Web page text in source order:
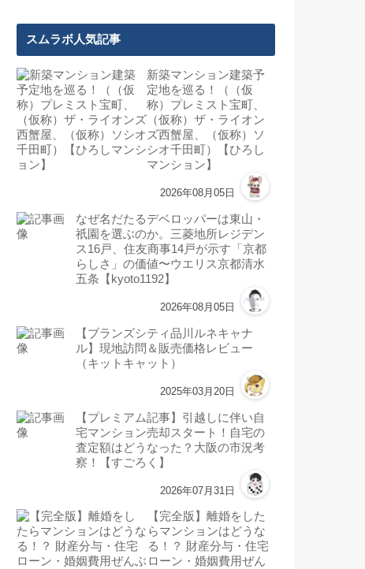
スムラボ人気記事
新築マンション建築予
定地を巡る！（（仮
称）プレミスト宝町、
（仮称）ザ・ライオン
ズ西蟹屋、（仮称）ソ
シオ千田町）【ひろし
マンション】
2026年08月05日
なぜ名だたるデベロッパーは東山・
祇園を選ぶのか。三菱地所レジデン
ス16戸、住友商事14戸が示す「京都
らしさ」の価値〜ウエリス京都清水
五条【kyoto1192】
2026年08月05日
【ブランズシティ品川ルネキャナ
ル】現地訪問＆販売価格レビュー
（キットキャット）
2025年03月20日
【プレミアム記事】引越しに伴い自
宅マンション売却スタート！自宅の
査定額はどうなった？大阪の市況考
察！【すごろく】
2026年07月31日
【完全版】離婚をした
らマンションはどうな
る！？ 財産分与・住宅
ローン・婚姻費用ぜん